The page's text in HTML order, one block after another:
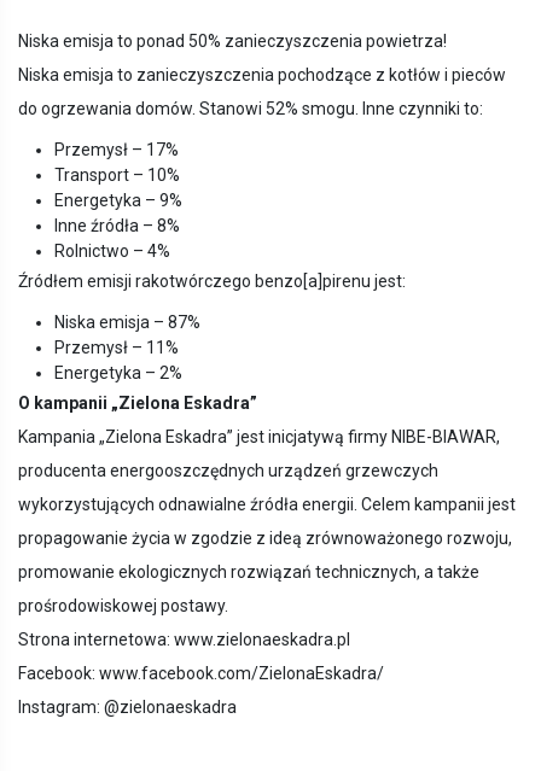
Niska emisja to ponad 50% zanieczyszczenia powietrza!
Niska emisja to zanieczyszczenia pochodzące z kotłów i pieców
do ogrzewania domów. Stanowi 52% smogu. Inne czynniki to:
Przemysł – 17%
Transport – 10%
Energetyka – 9%
Inne źródła – 8%
Rolnictwo – 4%
Źródłem emisji rakotwórczego benzo[a]pirenu jest:
Niska emisja – 87%
Przemysł – 11%
Energetyka – 2%
O kampanii „Zielona Eskadra”
Kampania „Zielona Eskadra” jest inicjatywą firmy NIBE-BIAWAR,
producenta energooszczędnych urządzeń grzewczych
wykorzystujących odnawialne źródła energii. Celem kampanii jest
propagowanie życia w zgodzie z ideą zrównoważonego rozwoju,
promowanie ekologicznych rozwiązań technicznych, a także
prośrodowiskowej postawy.
Strona internetowa: www.zielonaeskadra.pl
Facebook: www.facebook.com/ZielonaEskadra/
Instagram: @zielonaeskadra